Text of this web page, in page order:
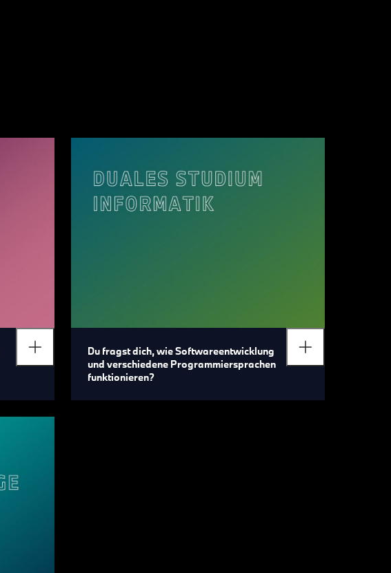
Du fragst dich, wie Softwareentwicklung
und verschiedene Programmiersprachen
funktionieren?